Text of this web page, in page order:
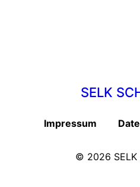
SELK
Impressum
© 2026